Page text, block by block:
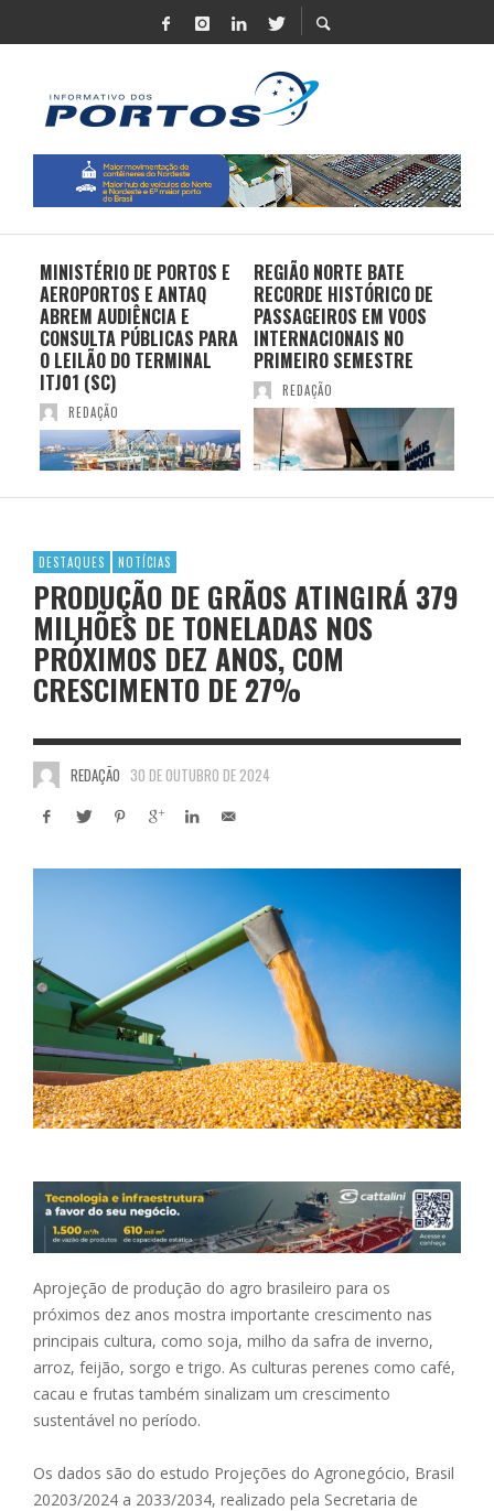
MINISTÉRIO DE PORTOS E
AEROPORTOS E ANTAQ
ABREM AUDIÊNCIA E
CONSULTA PÚBLICAS PARA
O LEILÃO DO TERMINAL
ITJ01 (SC)
REDAÇÃO
REGIÃO NORTE BATE
RECORDE HISTÓRICO DE
PASSAGEIROS EM VOOS
INTERNACIONAIS NO
PRIMEIRO SEMESTRE
REDAÇÃO
DESTAQUES NOTÍCIAS
PRODUÇÃO DE GRÃOS ATINGIRÁ 379
MILHÕES DE TONELADAS NOS
PRÓXIMOS DEZ ANOS, COM
CRESCIMENTO DE 27%
REDAÇÃO 30 DE OUTUBRO DE 2024
Aprojeção de produção do agro brasileiro para os
próximos dez anos mostra importante crescimento nas
principais cultura, como soja, milho da safra de inverno,
arroz, feijão, sorgo e trigo. As culturas perenes como café,
cacau e frutas também sinalizam um crescimento
sustentável no período.
Os dados são do estudo Projeções do Agronegócio, Brasil
20203/2024 a 2033/2034, realizado pela Secretaria de